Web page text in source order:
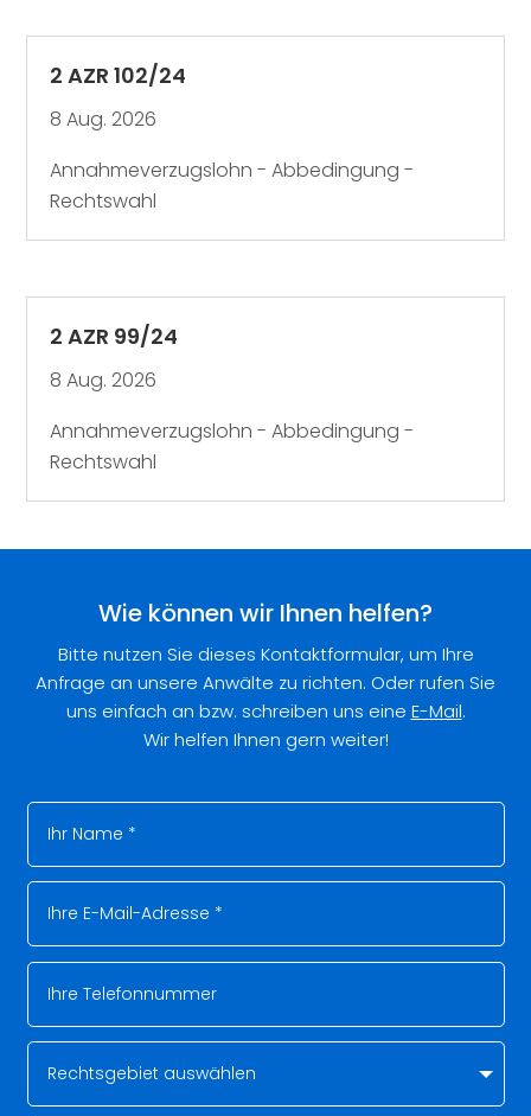
2 AZR 102/24
8 Aug. 2026
Annahmeverzugslohn - Abbedingung -
Rechtswahl
2 AZR 99/24
8 Aug. 2026
Annahmeverzugslohn - Abbedingung -
Rechtswahl
Wie können wir Ihnen helfen?
Bitte nutzen Sie dieses Kontaktformular, um Ihre
Anfrage an unsere Anwälte zu richten. Oder rufen Sie
uns einfach an bzw. schreiben uns eine E-Mail.
Wir helfen Ihnen gern weiter!